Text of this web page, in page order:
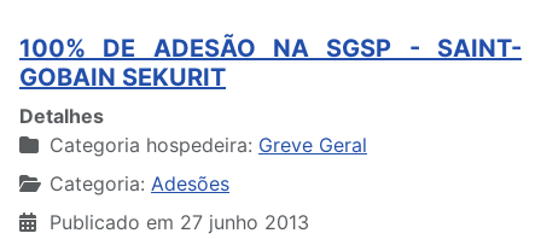
100% DE ADESÃO NA SGSP - SAINT-
GOBAIN SEKURIT
Detalhes
Categoria hospedeira: Greve Geral
Categoria: Adesões
Publicado em 27 junho 2013